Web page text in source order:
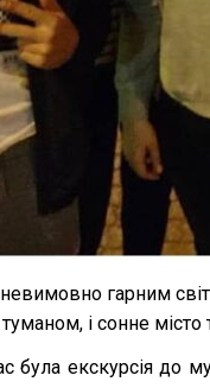
невимовно гарним
туманом, і сонне
була екскурсія